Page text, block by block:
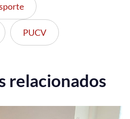
PUCV
relacionados